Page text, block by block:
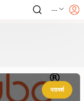
---
परामर्श